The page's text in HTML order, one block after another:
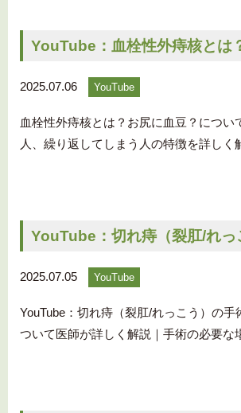
YouTube：血栓性外痔核とは
2025.07.06 YouTube
血栓性外痔核とは？お尻に血豆？につ
人、繰り返してしまう人の特徴を詳し
YouTube：切れ痔（裂肛/れ
2025.07.05 YouTube
YouTube：切れ痔（裂肛/れっこう）の
ついて医師が詳しく解説｜手術の必要